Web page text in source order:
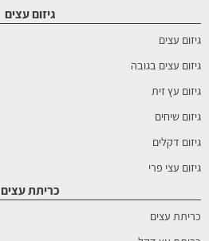
גיזום עצים
גיזום עצים
גיזום עצים בגובה
גיזום עץ זית
גיזום שיחים
גיזום דקלים
גיזום עצי פרי
כריתת עצים
כריתת עצים